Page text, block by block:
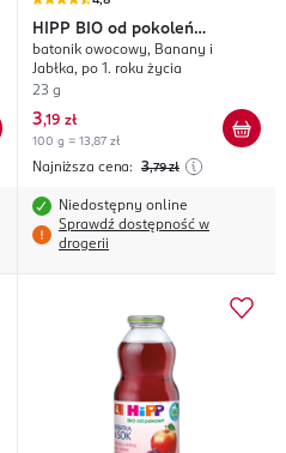
HIPP BIO od pokoleń
Owocowy Przyjaciel
batonik owocowy, Banany i
Jabłka, po 1. roku życia
23 g
3,19 zł
100 g = 13,87 zł
Najniższa cena: 3,79 zł
Niedostępny online
Sprawdź dostępność w
drogerii